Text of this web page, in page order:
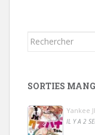
Rechercher...
SORTIES
Yankee
IL Y A 2